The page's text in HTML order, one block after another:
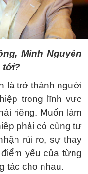
Minh Nguyên
tới?
là trở thành người
trong lĩnh vực
riêng. Muốn làm
phải có cùng tư
rủi ro, sự thay
yếu của từng
tác cho nhau.